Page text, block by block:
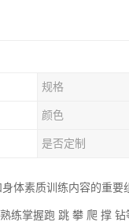
规格
颜色
是否定制
体素质训练内容的重
练掌握跑 跳 攀 爬 撑